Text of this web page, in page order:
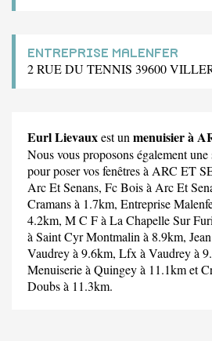
ENTREPRISE MALENFER
2 RUE DU TENNIS 39600
Eurl Lievauxest un menuisier à
Nous vous proposons également
pour poser vos fenêtres à ARC ET
Arc Et Senans, Fc Boisà Arc Et
Cramans à 1.7km, Entreprise
4.2km, M C Fà La Chapelle Sur
à Saint Cyr Montmalin à 8.9km,
Vaudrey à 9.6km, Lfx à Vaudrey à
Menuiserieà Quingey à 11.1km et
Doubs à 11.3km.